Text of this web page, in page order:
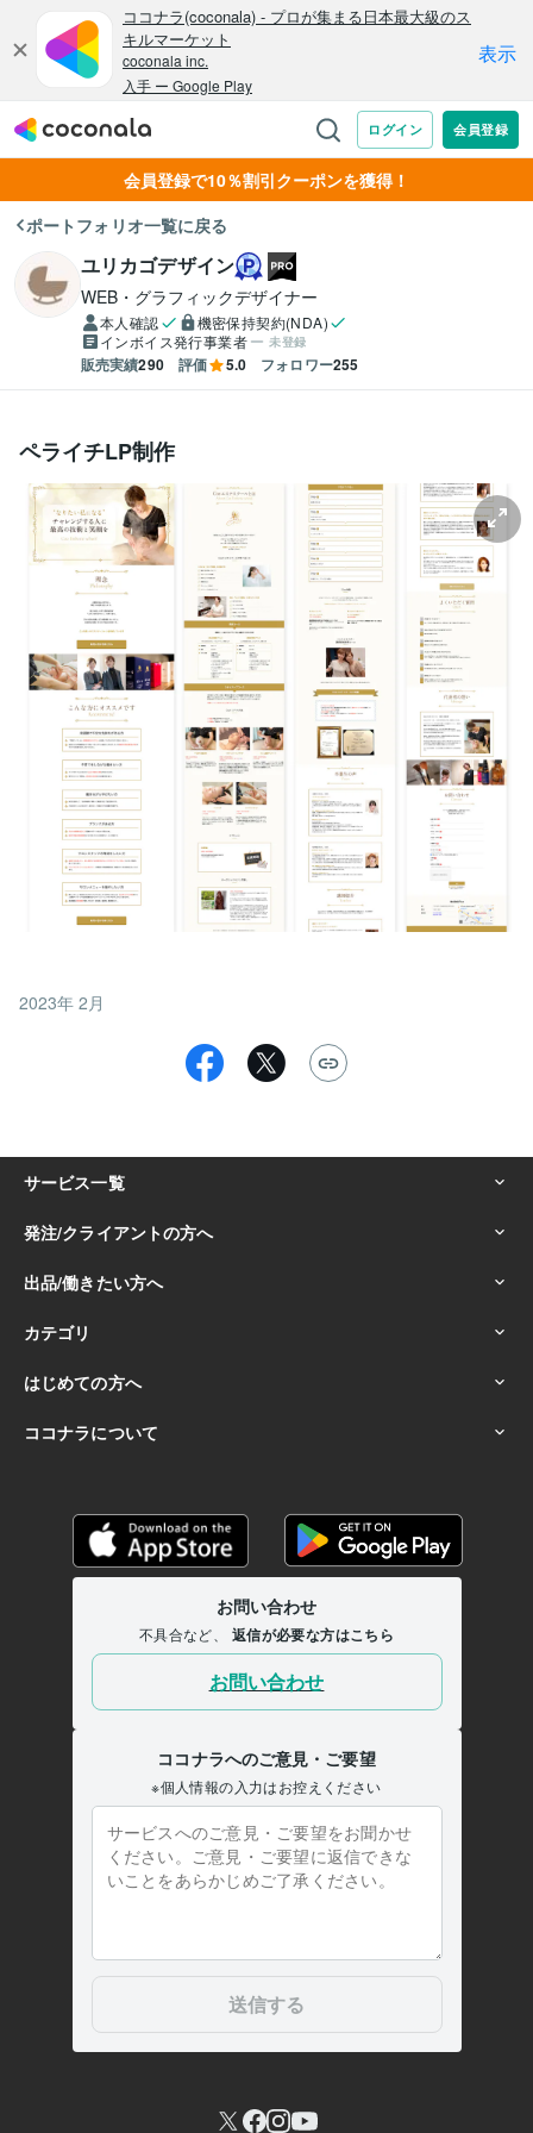
会員登録で10％割引クーポンを獲得！
ポートフォリオ一覧に戻る
ユリカゴデザイン
WEB・グラフィックデザイナー
本人確認
機密保持契約(NDA)
インボイス発行事業者
未登録
販売実績290 評価 5.0 フォロワー255
ペライチLP制作
2023年 2月